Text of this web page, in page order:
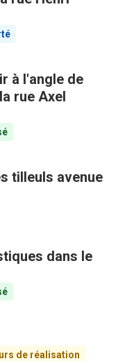
à l'angle de
rue Axel
tilleuls avenue
dans le
de réalisation